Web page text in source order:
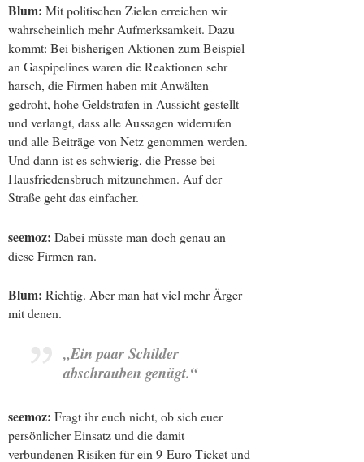
Blum: Mit politischen Zielen erreichen wir
wahrscheinlich mehr Aufmerksamkeit. Dazu
kommt: Bei bisherigen Aktionen zum Beispiel
an Gaspipelines waren die Reaktionen sehr
harsch, die Firmen haben mit Anwälten
gedroht, hohe Geldstrafen in Aussicht gestellt
und verlangt, dass alle Aussagen widerrufen
und alle Beiträge von Netz genommen werden.
Und dann ist es schwierig, die Presse bei
Hausfriedensbruch mitzunehmen. Auf der
Straße geht das einfacher.
seemoz: Dabei müsste man doch genau an
diese Firmen ran.
Blum: Richtig. Aber man hat viel mehr Ärger
mit denen.
„Ein paar Schilder
abschrauben genügt.“
seemoz: Fragt ihr euch nicht, ob sich euer
persönlicher Einsatz und die damit
verbundenen Risiken für ein 9-Euro-Ticket und